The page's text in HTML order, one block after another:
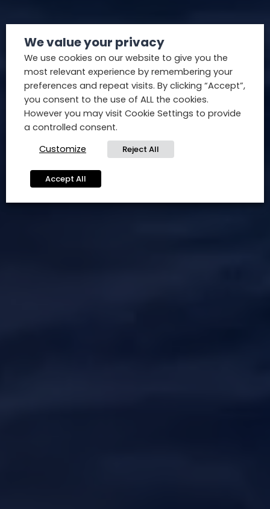
We value your privacy
We use cookies on our website to give you the
most relevant experience by remembering your
preferences and repeat visits. By clicking “Accept”,
you consent to the use of ALL the cookies.
However you may visit Cookie Settings to provide
a controlled consent.
Customize
Reject All
Accept All